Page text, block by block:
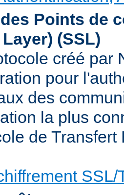
Points de
(SSL)
créé par
pour
des
la plus
de
SSL/